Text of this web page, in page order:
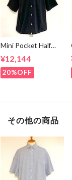
Mini Pocket Half
Sleeve Shirts Black
¥12,144
20%OFF
その他の商品